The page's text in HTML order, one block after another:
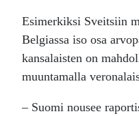
Esimerkiksi Sveitsiin
Belgiassa iso osa
kansalaisten on
muuntamalla
– Suomi nousee